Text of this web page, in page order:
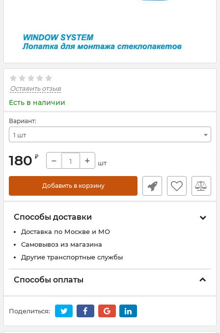
Оставить отзыв
Есть в наличии
Вариант:
1 шт
180 ₽ − + шт
Добавить в корзину
Способы доставки
Доставка по Москве и МО
Самовывоз из магазина
Другие транспортные службы
Способы оплаты
Поделиться: